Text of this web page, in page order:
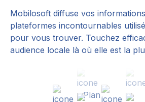
Mobilosoft diffuse vos
plateformes incontournables
pour vous trouver. Touchez
audience locale là où elle est la